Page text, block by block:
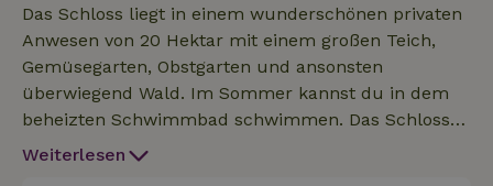
Das Schloss liegt in einem wunderschönen privaten
Anwesen von 20 Hektar mit einem großen Teich,
Gemüsegarten, Obstgarten und ansonsten
überwiegend Wald. Im Sommer kannst du in dem
beheizten Schwimmbad schwimmen. Das Schloss
wird von einer V.Z.W. (Stiftung in Belgien) verwaltet,
Weiterlesen